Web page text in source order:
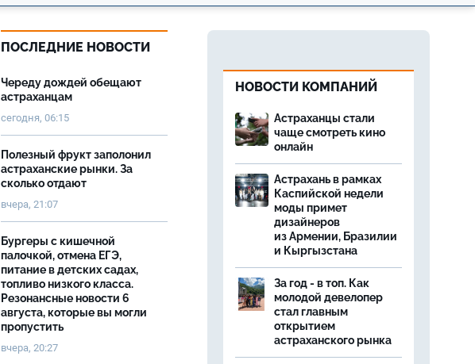
ПОСЛЕДНИЕ НОВОСТИ
Череду дождей обещают
астраханцам
сегодня, 06:15
Полезный фрукт заполонил
астраханские рынки. За
сколько отдают
вчера, 21:07
Бургеры с кишечной
палочкой, отмена ЕГЭ,
питание в детских садах,
топливо низкого класса.
Резонансные новости 6
августа, которые вы могли
пропустить
вчера, 20:27
НОВОСТИ КОМПАНИЙ
Астраханцы стали
чаще смотреть кино
онлайн
Астрахань в рамках
Каспийской недели
моды примет
дизайнеров
из Армении, Бразилии
и Кыргызстана
За год - в топ. Как
молодой девелопер
стал главным
открытием
астраханского рынка